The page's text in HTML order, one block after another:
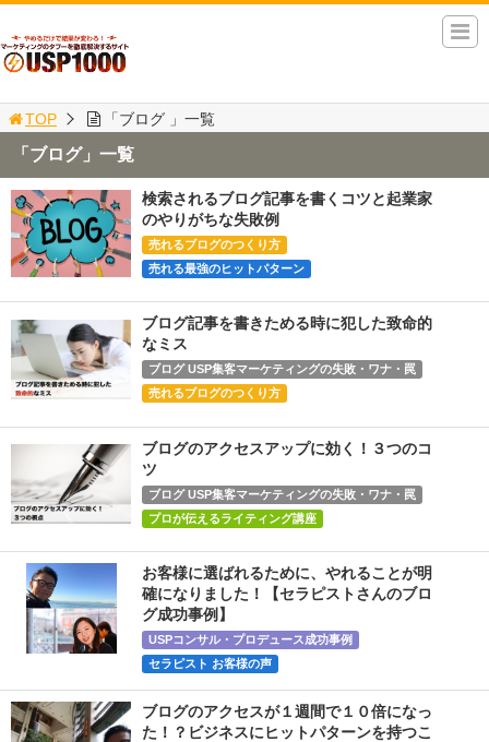
TOP 「ブログ 」一覧
「ブログ」一覧
検索されるブログ記事を書くコツと起業家
のやりがちな失敗例
売れるブログのつくり方
売れる最強のヒットパターン
ブログ記事を書きためる時に犯した致命的
なミス
ブログ USP集客マーケティングの失敗・ワナ・罠
売れるブログのつくり方
ブログのアクセスアップに効く！３つのコ
ツ
ブログ USP集客マーケティングの失敗・ワナ・罠
プロが伝えるライティング講座
お客様に選ばれるために、やれることが明
確になりました！【セラピストさんのブロ
グ成功事例】
USPコンサル・プロデュース成功事例
セラピスト お客様の声
ブログのアクセスが１週間で１０倍になっ
た！？ビジネスにヒットパターンを持つこ